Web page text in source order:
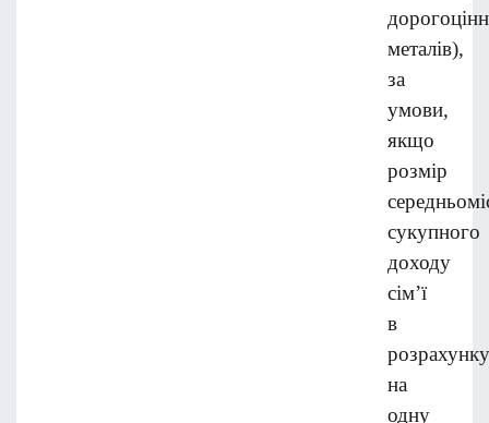
металів),
за
умови,
якщо
розмір
сукупного
доходу
сім’ї
в
розрахунку
на
одну